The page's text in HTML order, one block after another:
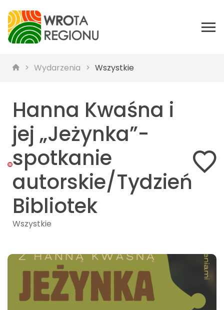
Wydarzenia Wszystkie
Hanna Kwaśna i
jej „Jeżynka”-
spotkanie
autorskie/Tydzień
Bibliotek
Wszystkie